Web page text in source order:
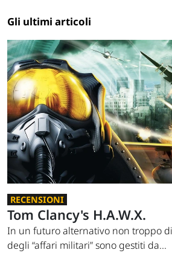
Gli ultimi articoli
RECENSIONI
Tom Clancy's H.A.W.X.
In un futuro alternativo non troppo
degli “affari militari” sono gestiti da...